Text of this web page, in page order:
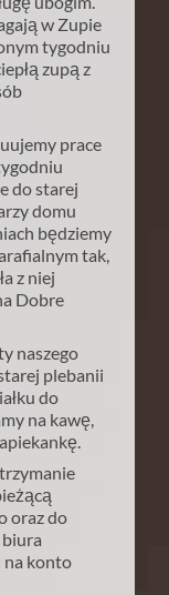
w Zupie
tygodniu
zupą z
prace
do starej
domu
będziemy
tak,
z niej
Dobre
naszego
plebanii
do
na kawę,
oraz do
na konto